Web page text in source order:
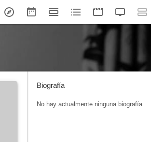
Biografía
No hay actualmente ninguna biografía.